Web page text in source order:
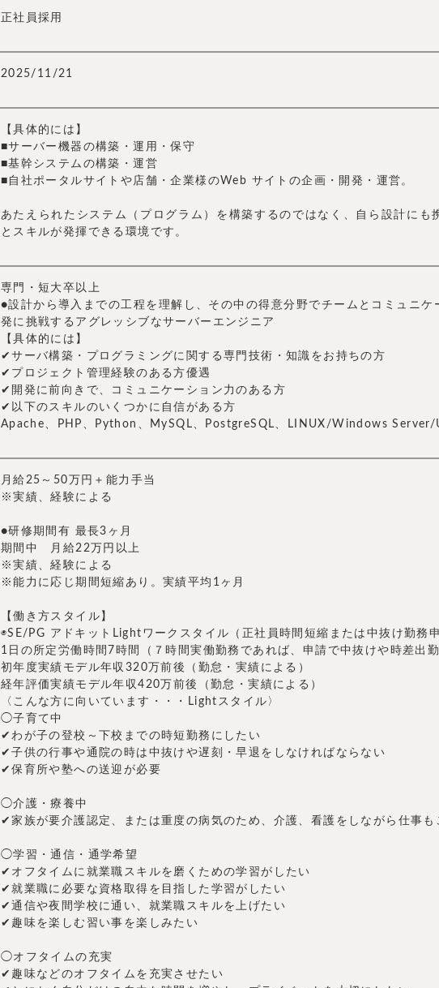
正社員採用
2025/11/21
【具体的には】
■サーバー機器の構築・運用・保守
■基幹システムの構築・運営
■自社ポータルサイトや店舗・企業様のWeb サイトの企画・開発・運営。
あたえられたシステム（プログラム）を構築するのではなく、自ら設計にも
とスキルが発揮できる環境です。
専門・短大卒以上
●設計から導入までの工程を理解し、その中の得意分野でチームとコミュニケ
発に挑戦するアグレッシブなサーバーエンジニア
【具体的には】
✔︎サーバ構築・プログラミングに関する専門技術・知識をお持ちの方
✔︎プロジェクト管理経験のある方優遇
✔︎開発に前向きで、コミュニケーション力のある方
✔︎以下のスキルのいくつかに自信がある方
Apache、PHP、Python、MySQL、PostgreSQL、LINUX/Windows Server/
月給25～50万円＋能力手当
※実績、経験による
●研修期間有 最長3ヶ月
期間中 月給22万円以上
※実績、経験による
※能力に応じ期間短縮あり。実績平均1ヶ月
【働き方スタイル】
◉SE/PG アドキットLightワークスタイル（正社員時間短縮または中抜け勤務申
1日の所定労働時間7時間（７時間実働勤務であれば、申請で中抜けや時差出
初年度実績モデル年収320万前後（勤怠・実績による）
経年評価実績モデル年収420万前後（勤怠・実績による）
〈こんな方に向いています・・・Lightスタイル〉
◯子育て中
✔︎わが子の登校～下校までの時短勤務にしたい
✔︎子供の行事や通院の時は中抜けや遅刻・早退をしなければならない
✔︎保育所や塾への送迎が必要
◯介護・療養中
✔︎家族が要介護認定、または重度の病気のため、介護、看護をしながら仕事も
◯学習・通信・通学希望
✔︎オフタイムに就業職スキルを磨くための学習がしたい
✔︎就業職に必要な資格取得を目指した学習がしたい
✔︎通信や夜間学校に通い、就業職スキルを上げたい
✔︎趣味を楽しむ習い事を楽しみたい
◯オフタイムの充実
✔︎趣味などのオフタイムを充実させたい